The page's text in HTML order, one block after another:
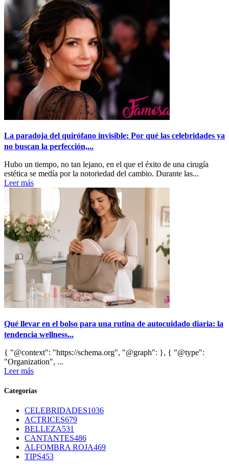
La paradoja del quirófano invisible: Por qué las celebridades ya
no buscan la perfección,...
Hubo un tiempo, no tan lejano, en el que el éxito de una cirugía
estética se medía por la notoriedad del cambio. Durante las...
Leer más
Qué llevar en el bolso para una rutina de autocuidado diaria: la
tendencia wellness...
{ "@context": "https://schema.org", "@graph": }, { "@type":
"Organization", ...
Leer más
Categorías
CELEBRIDADES1036
ACTRICES679
BELLEZA531
CANTANTES486
ALFOMBRA ROJA469
TIPS453